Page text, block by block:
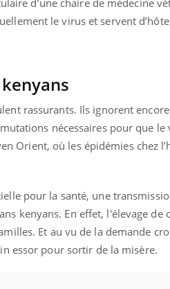
le virus et servent d’hôte
rassurants. Ils ignorent
nécessaires pour que
Orient, où les épidémies chez
pour la santé, une
kenyans. En effet, l'élevage
Et au vu de la demande
essor pour sortir de la misère.
Chronique des Mains :
préparer pour l’été !
L'été arrive… et avec lui, un tout
rythme de vie ! Vacances, plage,
activités en plein air… Nos